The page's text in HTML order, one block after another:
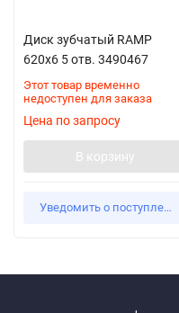
Диск зубчатый RAMP
620х6 5 отв. 3490467
Этот товар временно
недоступен для заказа
Цена по запросу
В корзину
Уведомить о поступлении